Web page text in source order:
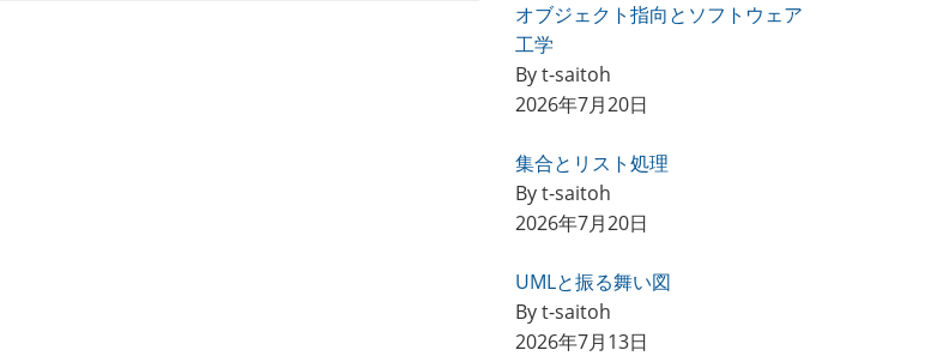
オブジェクト指向とソフトウェア
工学
By t-saitoh
2026年7月20日
集合とリスト処理
By t-saitoh
2026年7月20日
UMLと振る舞い図
By t-saitoh
2026年7月13日